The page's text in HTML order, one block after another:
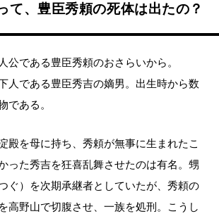
て、豊臣秀頼の死体は出たの？
公である豊臣秀頼のおさらいから。
人である豊臣秀吉の嫡男。出生時から数
である。
殿を母に持ち、秀頼が無事に生まれたこ
った秀吉を狂喜乱舞させたのは有名。甥
ぐ）を次期承継者としていたが、秀頼の
高野山で切腹させ、一族を処刑。こうし